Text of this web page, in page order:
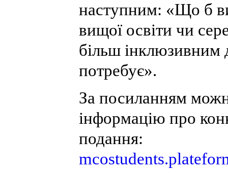
наступним: «Що б
вищої освіти чи
більш інклюзивним
потребує».
За посиланням
інформацію про
подання: